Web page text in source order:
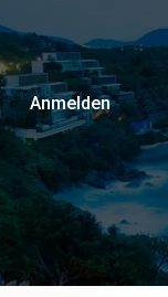
Anmelden